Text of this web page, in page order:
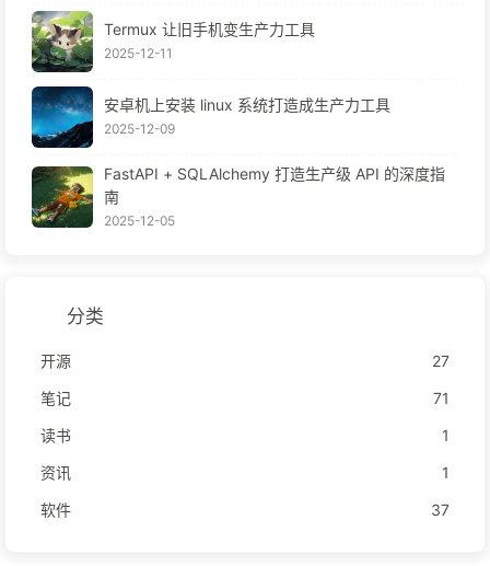
Termux 让旧手机变生产力工具
2025-12-11
安卓机上安装 linux 系统打造成生产力工具
2025-12-09
FastAPI + SQLAlchemy 打造生产级 API 的深度指
南
2025-12-05
分类
开源
27
笔记
71
读书
1
资讯
1
软件
37